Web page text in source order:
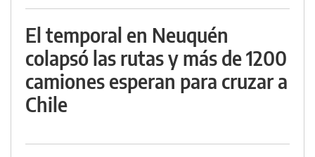
El temporal en Neuquén
colapsó las rutas y más de 1200
camiones esperan para cruzar a
Chile